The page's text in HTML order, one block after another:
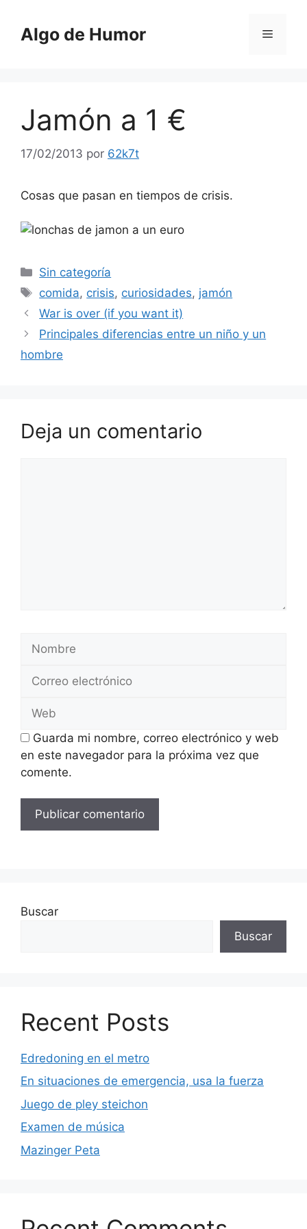
contenido
Algo de Humor Menú
Jamón a 1 €
17/02/2013 por 62k7t
Cosas que pasan en tiempos de crisis.
Categorías
Sin categoría
Etiquetas
comida, crisis, curiosidades, jamón
War is over (if you want it)
Principales diferencias entre un niño y un
hombre
Deja un comentario
electrónico
Guarda mi nombre, correo electrónico y web
en este navegador para la próxima vez que
comente.
Buscar
Buscar
Recent Posts
Edredoning en el metro
En situaciones de emergencia, usa la fuerza
Juego de pley steichon
Examen de música
Mazinger Peta